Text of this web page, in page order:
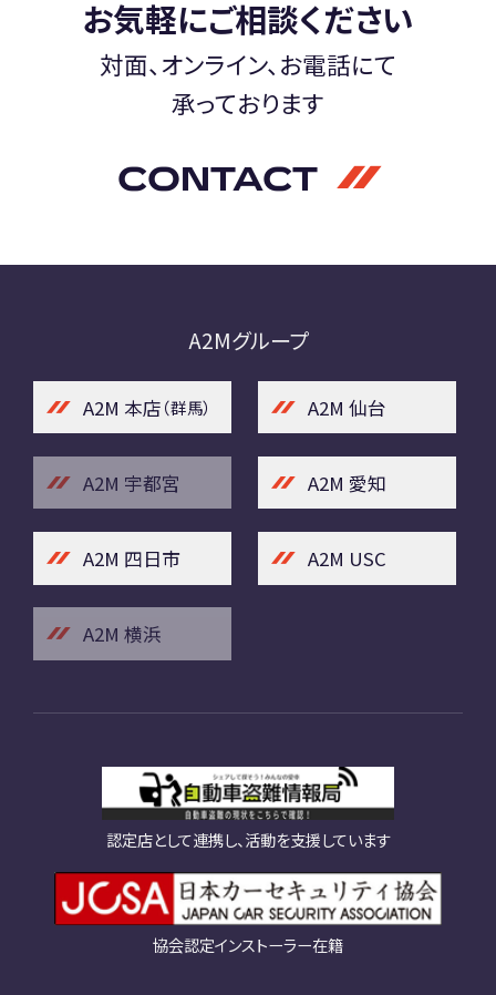
お気軽にご相談ください
対面、オンライン、お電話にて
承っております
CONTACT
A2Mグループ
A2M 本店（群馬） A2M 仙台
A2M 宇都宮 A2M 愛知
A2M 四日市 A2M USC
A2M 横浜
認定店として連携し、活動を支援しています
協会認定インストーラー在籍